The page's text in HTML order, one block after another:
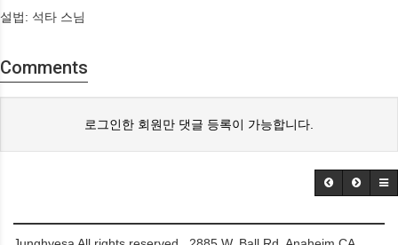
설법: 석타 스님
Comments
로그인한 회원만 댓글 등록이 가능합니다.